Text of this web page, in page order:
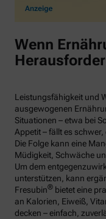
Wenn
Leistungsfähigkeit und
ausgewogenen
Situationen – etwa bei
Appetit – fällt es
Die Folge kann eine
Müdigkeit, Schwäche
Um dem
unterstützen, kann
Fresubin® bietet eine
an Kalorien, Eiweiß,
decken – einfach,